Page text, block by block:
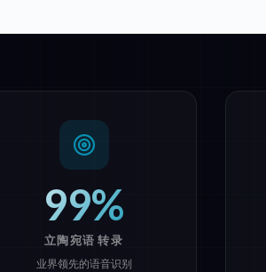
99%
立陶宛语 转录
业界领先的语音识别